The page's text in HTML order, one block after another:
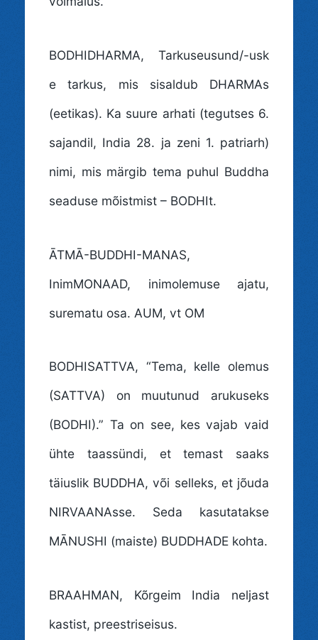
BODHIDHARMA, Tarkuseusund/-usk
e tarkus, mis sisaldub DHARMAs
(eetikas). Ka suure arhati (tegutses 6.
sajandil, India 28. ja zeni 1. patriarh)
nimi, mis märgib tema puhul Buddha
seaduse mõistmist – BODHIt.
ĀTMĀ-BUDDHI-MANAS,
InimMONAAD, inimolemuse ajatu,
surematu osa. AUM, vt OM
BODHISATTVA, “Tema, kelle olemus
(SATTVA) on muutunud arukuseks
(BODHI).” Ta on see, kes vajab vaid
ühte taassündi, et temast saaks
täiuslik BUDDHA, või selleks, et jõuda
NIRVAANAsse. Seda kasutatakse
MĀNUSHI (maiste) BUDDHADE kohta.
BRAAHMAN, Kõrgeim India neljast
kastist, preestriseisus.